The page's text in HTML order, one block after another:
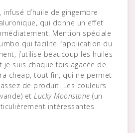
d’huile de gingembre
qui donne un effet
Mention spéciale
qui facilite l’application du
j’utilise beaucoup les huiles
je suis chaque fois agacée de
cheap, tout fin, qui ne permet
de produit. Les couleurs
et Lucky Moonstone (un
intéressantes.